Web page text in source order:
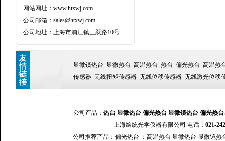
网站网址：www.htxwj.com
公司邮箱：sales@htxwj.com
公司地址：上海市浦江镇三跃路10号
显微镜热台 显微热台 高温热台 热台 偏光热台 高温热
传感器 无线扭矩传感器 无线位移传感器 无线激光位移
公司产品： 热台 显微热台 偏光热台 显微镜热台 偏光热
上海绘统光学仪器有限公司 电话： 021-
公司推荐产品： 偏光热台 ： 高温热台 显微热台 显微镜热